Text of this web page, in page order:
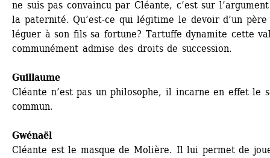
ne suis pas convaincu par Cléante, c’est sur
la paternité. Qu’est-ce qui légitime le devoir d’un père
léguer à son fils sa fortune? Tartuffe dynamite cette
communément admise des droits de succession.
Guillaume
Cléante n’est pas un philosophe, il incarne en effet le
commun.
Gwénaël
Cléante est le masque de Molière. Il lui permet de